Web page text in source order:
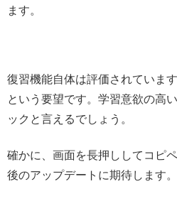
ます。
復習機能自体は評価されていま
という要望です。学習意欲の高
ックと言えるでしょう。
確かに、画面を長押ししてコピ
後のアップデートに期待します。